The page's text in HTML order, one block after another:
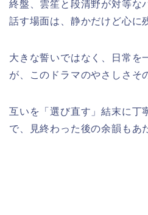
終盤、雲笙と段清野が対等な
話す場面は、静かだけど心に
大きな誓いではなく、日常を
が、このドラマのやさしさそ
互いを「選び直す」結末に丁
で、見終わった後の余韻もあ